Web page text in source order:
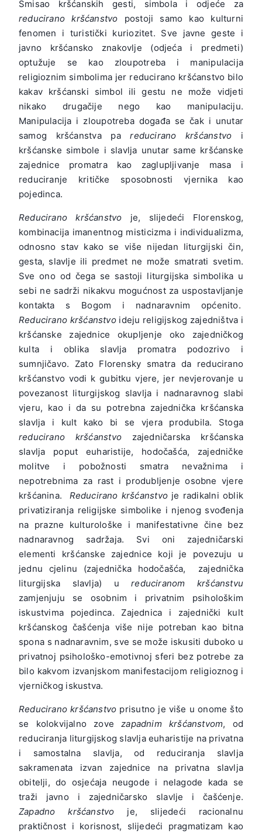
Smisao kršćanskih gesti, simbola i odjeće za
reducirano kršćanstvo postoji samo kao kulturni
fenomen i turistički kuriozitet. Sve javne geste i
javno kršćansko znakovlje (odjeća i predmeti)
optužuje se kao zloupotreba i manipulacija
religioznim simbolima jer reducirano kršćanstvo bilo
kakav kršćanski simbol ili gestu ne može vidjeti
nikako drugačije nego kao manipulaciju.
Manipulacija i zloupotreba događa se čak i unutar
samog kršćanstva pareducirano kršćanstvo i
kršćanske simbole i slavlja unutar same kršćanske
zajednice promatra kao zaglupljivanje masa i
reduciranje kritičke sposobnosti vjernika kao
pojedinca.
Reducirano kršćanstvo je, slijedeći Florenskog,
kombinacija imanentnog misticizma i individualizma,
odnosno stav kako se više nijedan liturgijski čin,
gesta, slavlje ili predmet ne može smatrati svetim.
Sve ono od čega se sastoji liturgijska simbolika u
sebi ne sadrži nikakvu mogućnost za uspostavljanje
kontakta s Bogom i nadnaravnim općenito.
Reducirano kršćanstvoideju religijskog zajedništva i
kršćanske zajednice okupljenje oko zajedničkog
kulta i oblika slavlja promatra podozrivo i
sumnjičavo. Zato Florensky smatra da reducirano
kršćanstvo vodi k gubitku vjere, jer nevjerovanje u
povezanost liturgijskog slavlja i nadnaravnog slabi
vjeru, kao i da su potrebna zajednička kršćanska
slavlja i kult kako bi se vjera produbila. Stoga
reducirano kršćanstvozajedničarska kršćanska
slavlja poput euharistije, hodočašća, zajedničke
molitve i pobožnosti smatra nevažnima i
nepotrebnima za rast i produbljenje osobne vjere
kršćanina. Reducirano kršćanstvoje radikalni oblik
privatiziranja religijske simbolike i njenog svođenja
na prazne kulturološke i manifestativne čine bez
nadnaravnog sadržaja. Svi oni zajedničarski
elementi kršćanske zajednice koji je povezuju u
jednu cjelinu (zajednička hodočašća, zajednička
liturgijska slavlja) ureduciranom kršćanstvu
zamjenjuju se osobnim i privatnim psihološkim
iskustvima pojedinca. Zajednica i zajednički kult
kršćanskog čašćenja više nije potreban kao bitna
spona s nadnaravnim, sve se može iskusiti duboko u
privatnoj psihološko-emotivnoj sferi bez potrebe za
bilo kakvom izvanjskom manifestacijom religioznog i
vjerničkog iskustva.
Reducirano kršćanstvo prisutno je više u onome što
se kolokvijalno zovezapadnim kršćanstvom, od
reduciranja liturgijskog slavlja euharistije na privatna
i samostalna slavlja, od reduciranja slavlja
sakramenata izvan zajednice na privatna slavlja
obitelji, do osjećaja neugode i nelagode kada se
traži javno i zajedničarsko slavlje i čašćenje.
Zapadno kršćanstvo je, slijedeći racionalnu
praktičnost i korisnost, slijedeći pragmatizam kao